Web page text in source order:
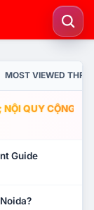
MOST VIEWED
QUY CỘNG
Guide